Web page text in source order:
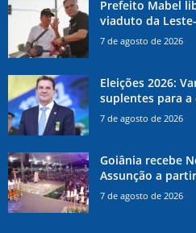
Prefeito Mabel
viaduto da
7 de agosto de 2026
Eleições 2026:
suplentes para
7 de agosto de 2026
Goiânia recebe
Assunção a
7 de agosto de 2026